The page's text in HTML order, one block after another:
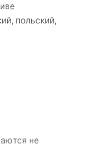
польский,
не